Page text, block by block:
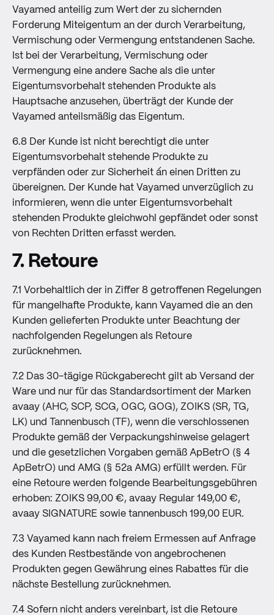
Vayamed anteilig zum Wert der zu sichernden
Forderung Miteigentum an der durch Verarbeitung,
Vermischung oder Vermengung entstandenen Sache.
Ist bei der Verarbeitung, Vermischung oder
Vermengung eine andere Sache als die unter
Eigentumsvorbehalt stehenden Produkte als
Hauptsache anzusehen, überträgt der Kunde der
Vayamed anteilsmäßig das Eigentum.
6.8 Der Kunde ist nicht berechtigt die unter
Eigentumsvorbehalt stehende Produkte zu
verpfänden oder zur Sicherheit án einen Dritten zu
übereignen. Der Kunde hat Vayamed unverzüglich zu
informieren, wenn die unter Eigentumsvorbehalt
stehenden Produkte gleichwohl gepfändet oder sonst
von Rechten Dritten erfasst werden.
7. Retoure
7.1 Vorbehaltlich der in Ziffer 8 getroffenen Regelungen
für mangelhafte Produkte, kann Vayamed die an den
Kunden gelieferten Produkte unter Beachtung der
nachfolgenden Regelungen als Retoure
zurücknehmen.
7.2 Das 30-tägige Rückgaberecht gilt ab Versand der
Ware und nur für das Standardsortiment der Marken
avaay (AHC, SCP, SCG, OGC, GOG), ZOIKS (SR, TG,
LK) und Tannenbusch (TF), wenn die verschlossenen
Produkte gemäß der Verpackungshinweise gelagert
und die gesetzlichen Vorgaben gemäß ApBetrO (§ 4
ApBetrO) und AMG (§ 52a AMG) erfüllt werden. Für
eine Retoure werden folgende Bearbeitungsgebühren
erhoben: ZOIKS 99,00 €, avaay Regular 149,00 €,
avaay SIGNATURE sowie tannenbusch 199,00 EUR.
7.3 Vayamed kann nach freiem Ermessen auf Anfrage
des Kunden Restbestände von angebrochenen
Produkten gegen Gewährung eines Rabattes für die
nächste Bestellung zurücknehmen.
7.4 Sofern nicht anders vereinbart, ist die Retoure